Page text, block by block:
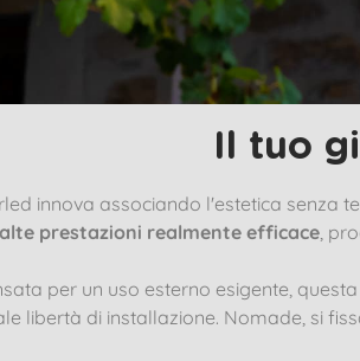
Il tuo
innova associando l'estetica senza
prestazioni realmente efficace,
per un uso esterno esigente,
libertà di installazione. Nomade, si